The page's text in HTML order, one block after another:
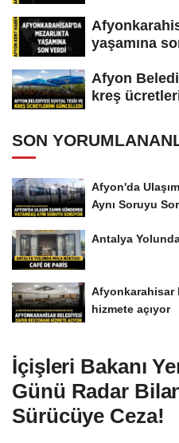
yaşamına
Afyon
kreş
SON
Afyon'da
Aynı Soruyu
Antalya
Afyonkarahisar
hizmete açıyor
İçişleri Bakanı
Günü Radar
Sürücüye Ceza!